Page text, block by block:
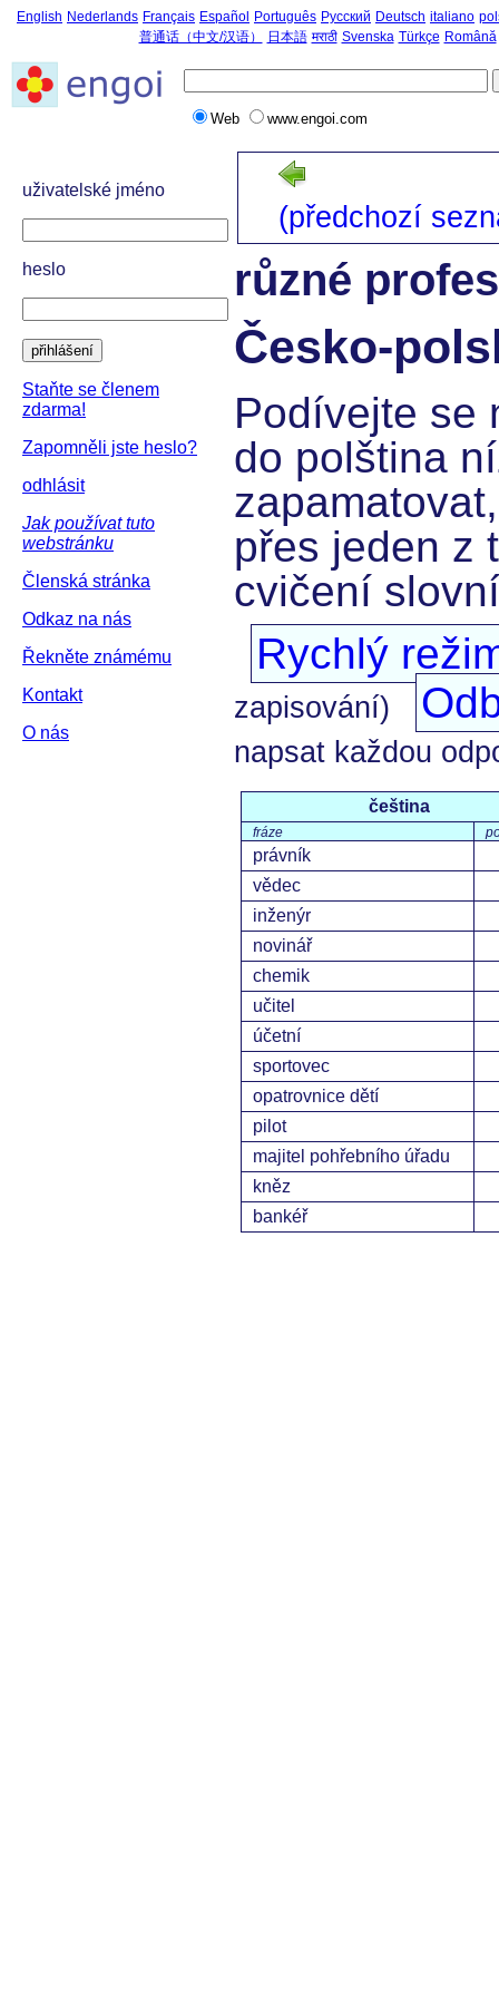
English Nederlands Français Español Português Русский Deutsch italiano
普通话（中文/汉语）
日本語 मराठी Svenska Türkçe Română
Web www.engoi.com
uživatelské jméno
heslo
přihlášení
Staňte se členem
zdarma!
Zapomněli jste heslo?
odhlásit
Jak používat tuto
webstránku
Členská stránka
Odkaz na nás
Řekněte známému
Kontakt
O nás
(předchozí
různé
Česko-
Podívejte se
do polština
přes jeden z
cvičení
Rychlý
zapisování)
napsat každou
čeština
fráze
právník
vědec
inženýr
novinář
chemik
učitel
účetní
sportovec
opatrovnice dětí
pilot
majitel pohřebního úřadu
kněz
bankéř